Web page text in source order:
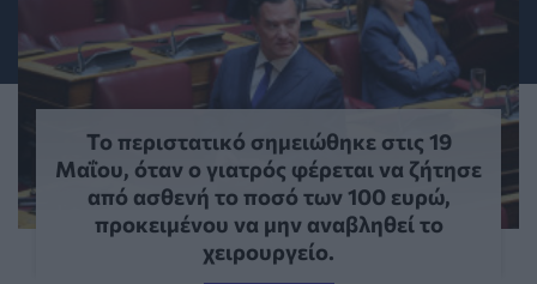
Το περιστατικό σημειώθηκε στις 19
Μαΐου, όταν ο γιατρός φέρεται να ζήτησε
από ασθενή το ποσό των 100 ευρώ,
προκειμένου να μην αναβληθεί το
χειρουργείο.